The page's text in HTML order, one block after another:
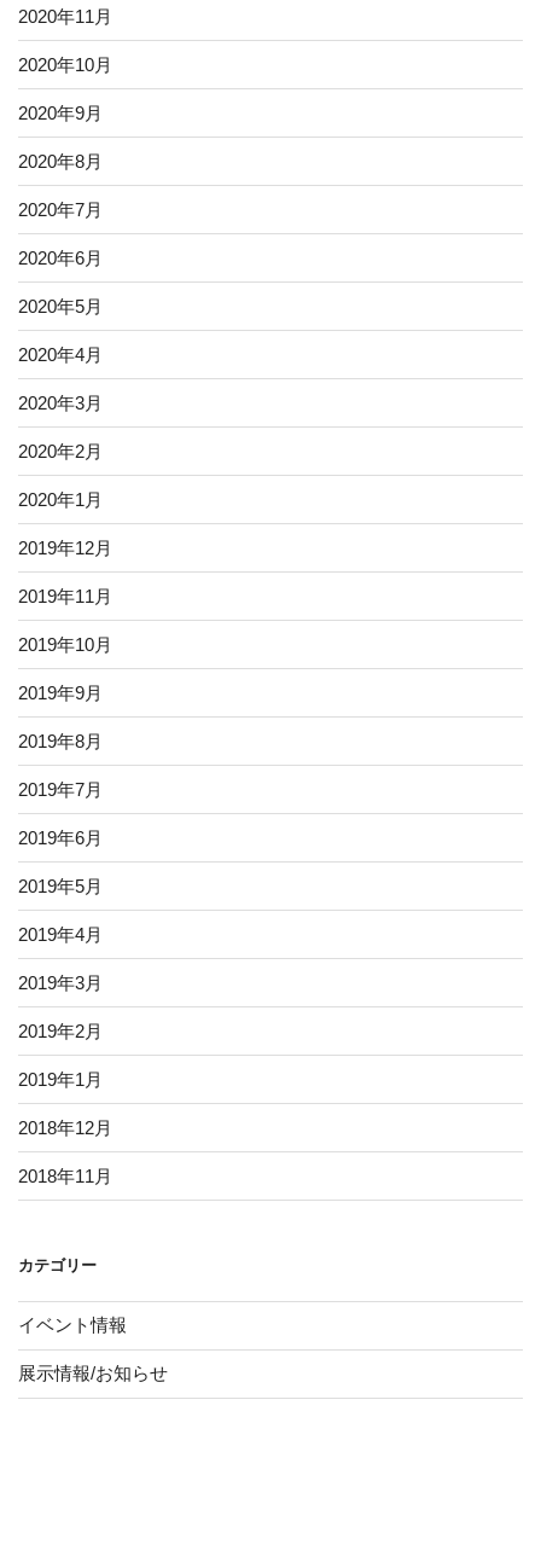
2020年11月
2020年10月
2020年9月
2020年8月
2020年7月
2020年6月
2020年5月
2020年4月
2020年3月
2020年2月
2020年1月
2019年12月
2019年11月
2019年10月
2019年9月
2019年8月
2019年7月
2019年6月
2019年5月
2019年4月
2019年3月
2019年2月
2019年1月
2018年12月
2018年11月
カテゴリー
イベント情報
展示情報/お知らせ